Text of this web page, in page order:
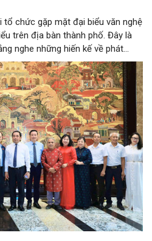
tổ chức gặp mặt đại biểu văn nghệ
trên địa bàn thành phố. Đây là
nghe những hiến kế về phát
mới sáng tạo, công nghiệp văn
người, góp phần tạo động lực
bền vững của Thủ đô.